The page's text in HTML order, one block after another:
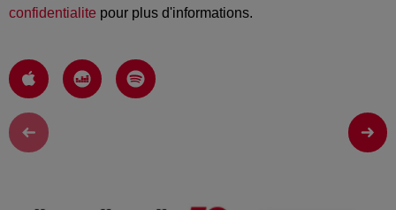
confidentialite pour plus d'informations.